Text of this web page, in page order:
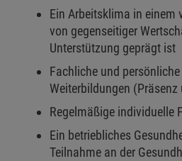
Ein Arbeitsklima in einem
von gegenseitiger
Unterstützung geprägt ist
Fachliche und persönliche
Weiterbildungen (Präsenz
Regelmäßige individuelle
Ein betriebliches
Teilnahme an der